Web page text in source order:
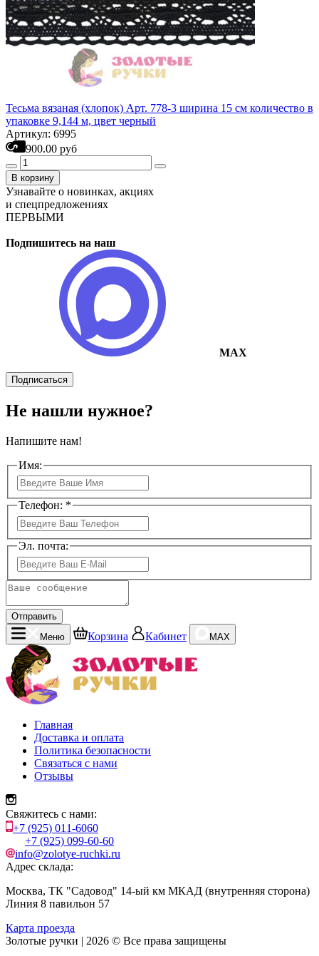
Тесьма вязаная (хлопок) Арт. 778-3 ширина 15 см количество в
упаковке 9,144 м, цвет черный
Артикул: 6995
900.00 руб
В корзину
Узнавайте о новинках, акциях
и спецпредложениях
ПЕРВЫМИ
Подпишитесь на наш
MAX
Подписаться
Не нашли нужное?
Напишите нам!
Имя:
Телефон: *
Эл. почта:
Отправить
Меню
Корзина Кабинет MAX
Главная
Доставка и оплата
Политика безопасности
Связаться с нами
Отзывы
Свяжитесь с нами:
+7 (925) 011-6060
+7 (925) 099-60-60
info@zolotye-ruchki.ru
Адрес склада:
Москва, ТК "Садовод" 14-ый км МКАД (внутренняя сторона)
Линия 8 павильон 57
Карта проезда
Золотые ручки | 2026 © Все права защищены